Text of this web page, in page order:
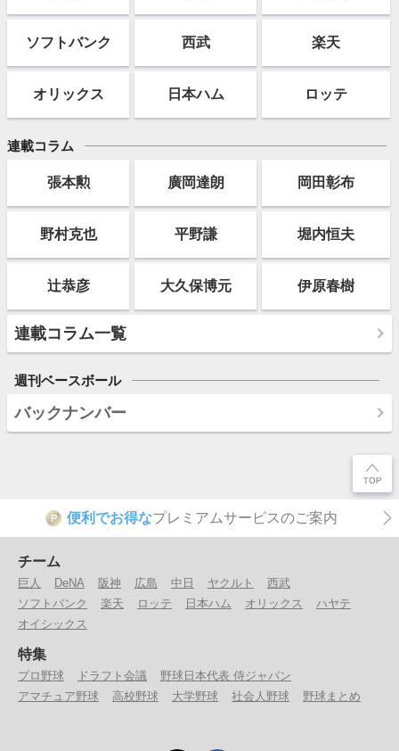
ソフトバンク 西武 楽天
オリックス 日本ハム ロッテ
連載コラム
張本勲 廣岡達朗 岡田彰布
野村克也 平野謙 堀内恒夫
辻恭彦 大久保博元 伊原春樹
連載コラム一覧
週刊ベースボール
バックナンバー
P 便利でお得なプレミアムサービスのご案内
チーム
巨人 DeNA 阪神 広島 中日 ヤクルト
西武
ソフトバンク
楽天 ロッテ 日本ハム オリックス
ハヤテ
オイシックス
特集
プロ野球 ドラフト会議
野球日本代表 侍ジャパン
アマチュア野球
高校野球 大学野球 社会人野球 野球まとめ